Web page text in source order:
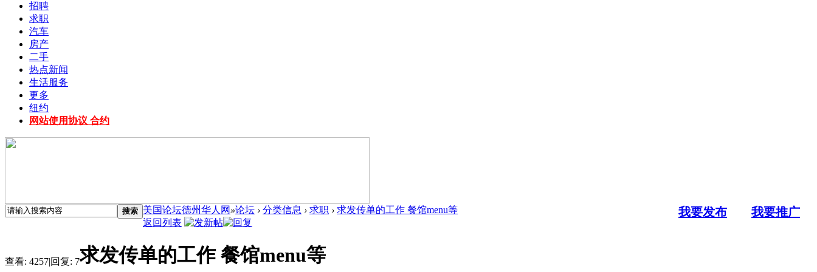
招聘
求职
汽车
房产
二手
热点新闻
生活服务
更多
纽约
网站使用协议 合约
搜索 我要发布 我要推广
美国论坛德州华人网 »论坛 › 分类信息 › 求职 › 求发传单的工作 餐馆menu等
返回列表
查看: 4257|回复: 7求发传单的工作 餐馆menu等